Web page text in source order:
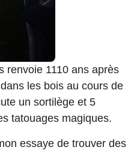
renvoie 1110 ans après
les bois au cours de
un sortilège et 5
tatouages magiques.
essaye de trouver des